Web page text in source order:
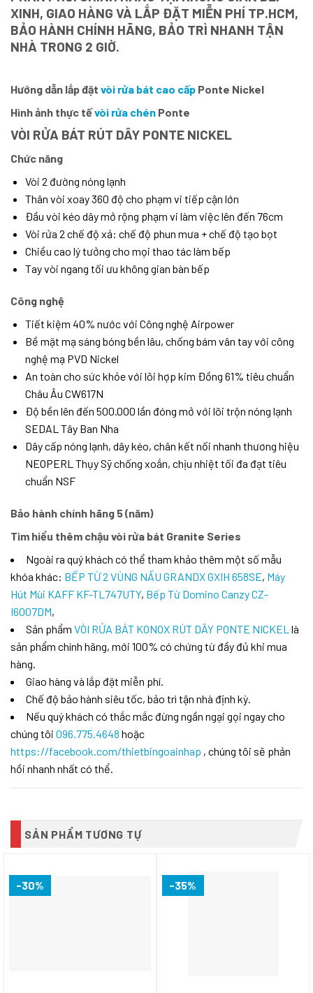
XINH, GIAO HÀNG VÀ LẮP ĐẶT MIỄN PHÍ TP.HCM,
BẢO HÀNH CHÍNH HÃNG, BẢO TRÌ NHANH TẬN
NHÀ TRONG 2 GIỜ.
Hướng dẫn lắp đặt vòi rửa bát cao cấp Ponte Nickel
Hình ảnh thực tếvòi rửa chén Ponte
VÒI RỬA BÁT RÚT DÂY PONTE NICKEL
Chức năng
Vòi 2 đường nóng lạnh
Thân vòi xoay 360 độ cho phạm vi tiếp cận lớn
Đầu vòi kéo dây mở rộng phạm vi làm việc lên đến 76cm
Vòi rửa 2 chế độ xả: chế độ phun mưa + chế độ tạo bọt
Chiều cao lý tưởng cho mọi thao tác làm bếp
Tay vòi ngang tối ưu không gian bàn bếp
Công nghệ
Tiết kiệm 40% nước với Công nghệ Airpower
Bề mặt mạ sáng bóng bền lâu, chống bám vân tay với công
nghệ mạ PVD Nickel
An toàn cho sức khỏe với lõi hợp kim Đồng 61% tiêu chuẩn
Châu Âu CW617N
Độ bền lên đến 500.000 lần đóng mở với lõi trộn nóng lạnh
SEDAL Tây Ban Nha
Dây cấp nóng lạnh, dây kéo, chân kết nối nhanh thương hiệu
NEOPERL Thụy Sỹ chống xoắn, chịu nhiệt tối đa đạt tiêu
chuẩn NSF
Bảo hành chính hãng 5 (năm)
Tìm hiểu thêm chậu vòi rửa bát Granite Series
Ngoài ra quý khách có thể tham khảo thêm một số mẫu
khóa khác: BẾP TỪ 2 VÙNG NẤU GRANDX GXIH 658SE, Máy
Hút Mùi KAFF KF-TL747UTY, Bếp Từ Domino Canzy CZ-
I6007DM,
Sản phẩm VÒI RỬA BÁT KONOX RÚT DÂY PONTE NICKEL là
sản phẩm chính hãng, mới 100% có chứng từ đầy đủ khi mua
hàng.
Giao hàng và lắp đặt miễn phí.
Chế độ bảo hành siêu tốc, bảo trì tận nhà định kỳ.
Nếu quý khách có thắc mắc đừng ngần ngại gọi ngay cho
chúng tôi 096.775.4648 hoặc
https://facebook.com/thietbingoainhap , chúng tôi sẽ phản
hồi nhanh nhất có thể.
SẢN PHẨM TƯƠNG TỰ
-30% -35%